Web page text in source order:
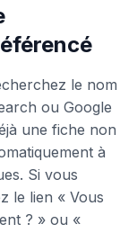
le nom
ou Google
une fiche non
à
Si vous
le lien « Vous
? » ou «